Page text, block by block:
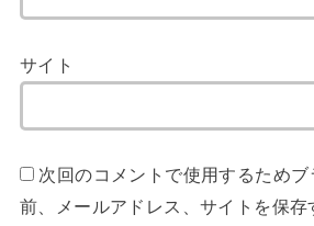
サイト
次回のコメントで使用するため
前、メールアドレス、サイトを保存